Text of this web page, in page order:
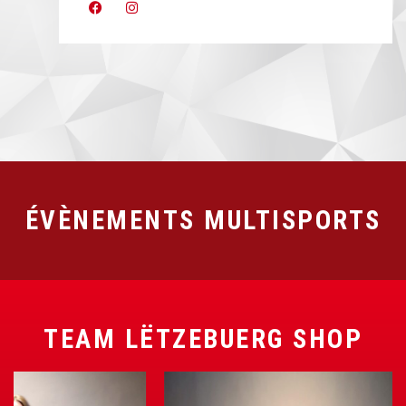
ÉVÈNEMENTS MULTISPORTS
TEAM LËTZEBUERG SHOP